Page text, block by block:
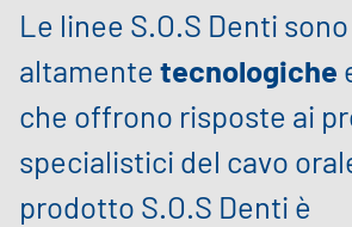
Le linee S.O.S Denti
altamente tecnologiche
che offrono risposte ai
specialistici del cavo
prodotto S.O.S Denti è